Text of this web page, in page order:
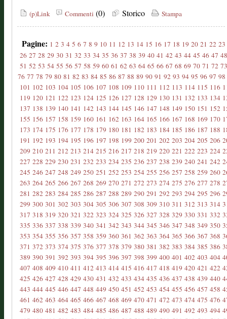
(p)Link Commenti (0) Storico Stampa
Pagine: 1 2 3 4 5 6 7 8 9 10 11 12 13 14 15 16 17 18 19 20 21 22 23
26 27 28 29 30 31 32 33 34 35 36 37 38 39 40 41 42 43 44 45 46 47 48
51 52 53 54 55 56 57 58 59 60 61 62 63 64 65 66 67 68 69 70 71 72 73
76 77 78 79 80 81 82 83 84 85 86 87 88 89 90 91 92 93 94 95 96 97 98
101 102 103 104 105 106 107 108 109 110 111 112 113 114 115 116
119 120 121 122 123 124 125 126 127 128 129 130 131 132 133 134
137 138 139 140 141 142 143 144 145 146 147 148 149 150 151 152
155 156 157 158 159 160 161 162 163 164 165 166 167 168 169 170
173 174 175 176 177 178 179 180 181 182 183 184 185 186 187 188
191 192 193 194 195 196 197 198 199 200 201 202 203 204 205 206
209 210 211 212 213 214 215 216 217 218 219 220 221 222 223 224
227 228 229 230 231 232 233 234 235 236 237 238 239 240 241 242
245 246 247 248 249 250 251 252 253 254 255 256 257 258 259 260
263 264 265 266 267 268 269 270 271 272 273 274 275 276 277 278
281 282 283 284 285 286 287 288 289 290 291 292 293 294 295 296
299 300 301 302 303 304 305 306 307 308 309 310 311 312 313 314
317 318 319 320 321 322 323 324 325 326 327 328 329 330 331 332
335 336 337 338 339 340 341 342 343 344 345 346 347 348 349 350
353 354 355 356 357 358 359 360 361 362 363 364 365 366 367 368
371 372 373 374 375 376 377 378 379 380 381 382 383 384 385 386
389 390 391 392 393 394 395 396 397 398 399 400 401 402 403 404
407 408 409 410 411 412 413 414 415 416 417 418 419 420 421 422
425 426 427 428 429 430 431 432 433 434 435 436 437 438 439 440
443 444 445 446 447 448 449 450 451 452 453 454 455 456 457 458
461 462 463 464 465 466 467 468 469 470 471 472 473 474 475 476
479 480 481 482 483 484 485 486 487 488 489 490 491 492 493 494